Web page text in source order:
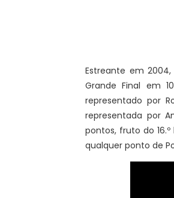
Estreante em
Grande Final em
representado por
representada por
pontos, fruto do
qualquer ponto de